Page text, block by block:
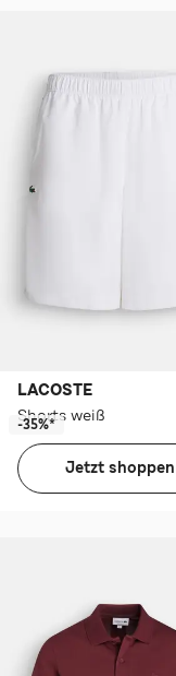
LACOSTE
Shorts weiß
-35%*
Jetzt shoppen